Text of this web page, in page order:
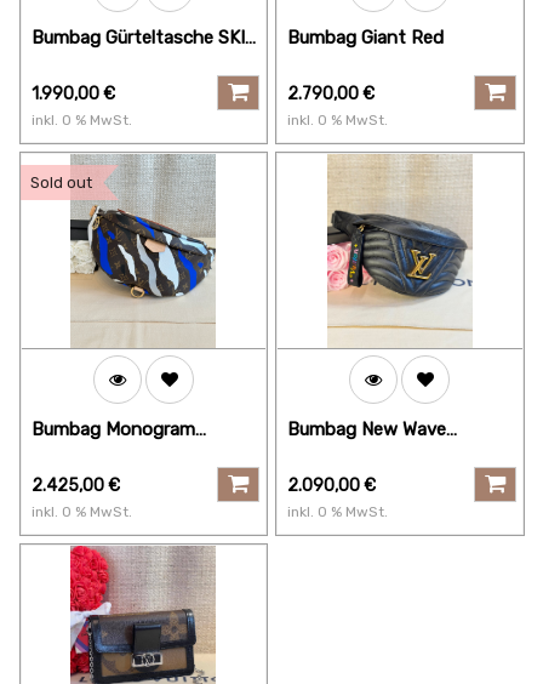
Bumbag Gürteltasche SKI
1.990,00€
inkl. 0 % MwSt.
Bumbag Giant Red
2.790,00€
inkl. 0 % MwSt.
Sold out
Bumbag Monogram
2.425,00€
inkl. 0 % MwSt.
Bumbag New Wave
2.090,00€
inkl. 0 % MwSt.